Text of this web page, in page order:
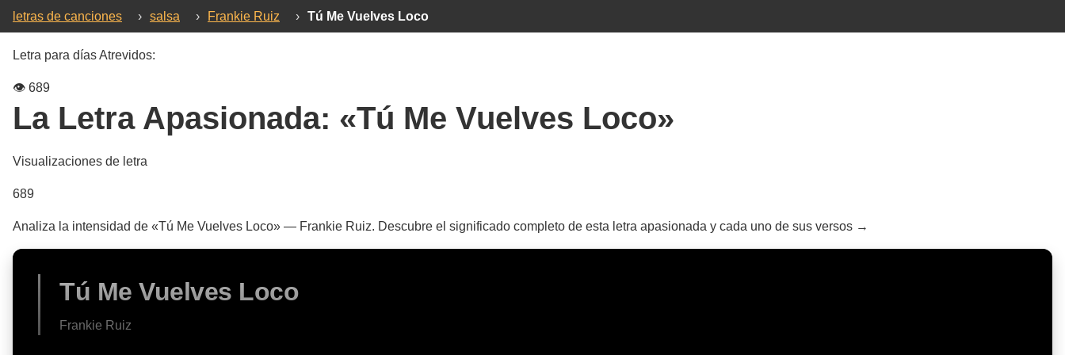
letras de canciones › salsa › Frankie Ruiz › Tú Me Vuelves Loco
Letra para días Atrevidos:
👁️ 689
La Letra Apasionada: «Tú Me Vuelves Loco»
Visualizaciones de letra
689
Analiza la intensidad de «Tú Me Vuelves Loco» — Frankie Ruiz. Descubre el significado completo de esta letra apasionada y cada uno de sus versos →
Tú Me Vuelves Loco
Frankie Ruiz